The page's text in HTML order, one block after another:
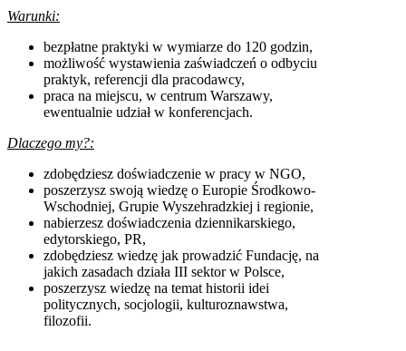
Warunki:
bezpłatne praktyki w wymiarze do 120 godzin,
możliwość wystawienia zaświadczeń o odbyciu
praktyk, referencji dla pracodawcy,
praca na miejscu, w centrum Warszawy,
ewentualnie udział w konferencjach.
Dlaczego my?:
zdobędziesz doświadczenie w pracy w NGO,
poszerzysz swoją wiedzę o Europie Środkowo-
Wschodniej, Grupie Wyszehradzkiej i regionie,
nabierzesz doświadczenia dziennikarskiego,
edytorskiego, PR,
zdobędziesz wiedzę jak prowadzić Fundację, na
jakich zasadach działa III sektor w Polsce,
poszerzysz wiedzę na temat historii idei
politycznych, socjologii, kulturoznawstwa,
filozofii.